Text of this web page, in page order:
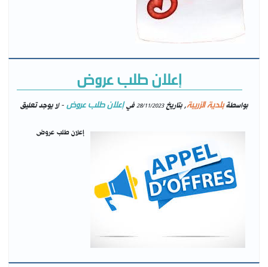
إعلان طلب عروض
بواسطةبلدية الزريبة, بتاريخ28/11/2023فيإعلان طلب عروض- لا يوجد تعليق
إعلان طلب عروض